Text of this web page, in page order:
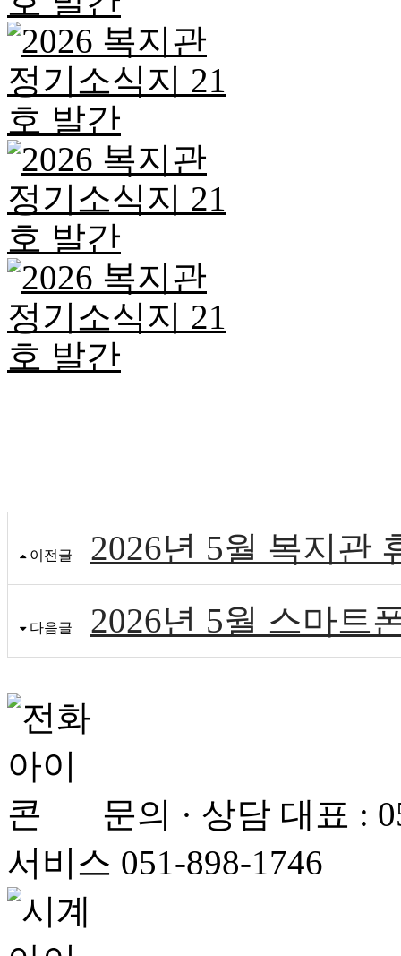
이전글 2026년 5월 복지관
다음글 2026년 5월 스마트
문의 · 상담 대표 :
서비스 051-898-1746